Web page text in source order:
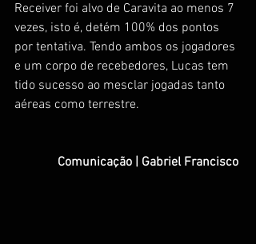
Receiver foi alvo de Caravita ao menos 7
vezes, isto é, detém 100% dos pontos
por tentativa. Tendo ambos os jogadores
e um corpo de recebedores, Lucas tem
tido sucesso ao mesclar jogadas tanto
aéreas como terrestre.
Comunicação | Gabriel Francisco